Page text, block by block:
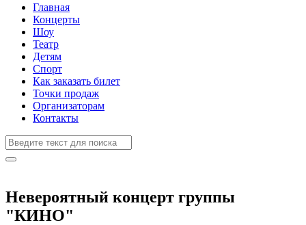
Главная
Концерты
Шоу
Театр
Детям
Спорт
Как заказать билет
Точки продаж
Организаторам
Контакты
Невероятный концерт группы
"КИНО"